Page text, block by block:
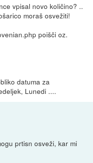
vpisal novo količino? ..
moraš osvežiti!
poišči oz.
datuma za
Lunedi ....
prtisn osveži, kar mi